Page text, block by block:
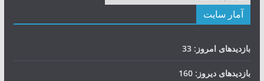
آمار سایت
بازدیدهای امروز: 33
بازدیدهای دیروز: 160